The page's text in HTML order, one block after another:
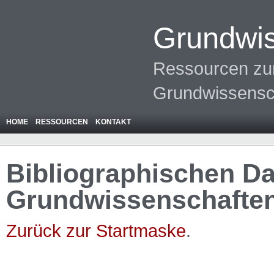
Ressourcen
HOME RESSOURCEN KONTAKT
Bibliographischen
Zurück zur Startmaske.